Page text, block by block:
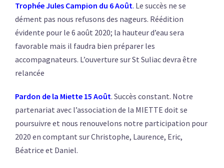
Trophée Jules Campion du 6 Août. Le succès ne se
dément pas nous refusons des nageurs. Réédition
évidente pour le 6 août 2020; la hauteur d’eau sera
favorable mais il faudra bien préparer les
accompagnateurs. L’ouverture sur St Suliac devra être
relancée
Pardon de la Miette 15 Août. Succès constant. Notre
partenariat avec l’association de la MIETTE doit se
poursuivre et nous renouvelons notre participation pour
2020 en comptant sur Christophe, Laurence, Eric,
Béatrice et Daniel.